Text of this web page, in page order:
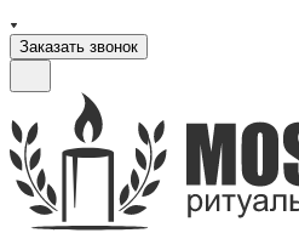
Заказать звонок